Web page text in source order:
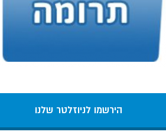
הירשמו לניוזלטר שלנו